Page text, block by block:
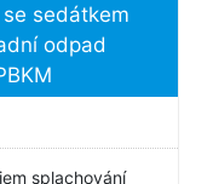
sedátkem
odpad
splachování